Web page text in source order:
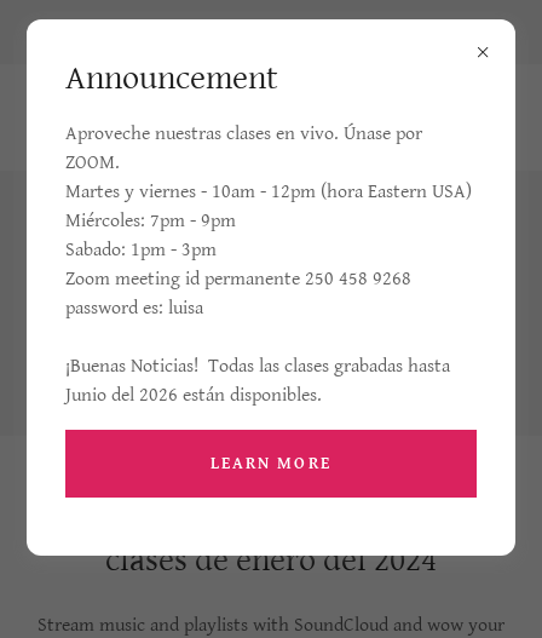
El Reino de la Divina
Voluntad en los Escritos de
Luisa Picarreta
GUIAS DE ESTUDIO PARA LOS ESCRITOS.
CLASES GRABADAS Y DISCUSIONES
Audio
clases de enero del 2024
Stream music and playlists with SoundCloud and wow your
Announcement
Aproveche nuestras clases en vivo. Únase por
ZOOM.
Martes y viernes - 10am - 12pm (hora Eastern USA)
Miércoles: 7pm - 9pm
Sabado: 1pm - 3pm
Zoom meeting id permanente 250 458 9268
password es: luisa
¡Buenas Noticias! Todas las clases grabadas hasta
Junio del 2026 están disponibles.
LEARN MORE